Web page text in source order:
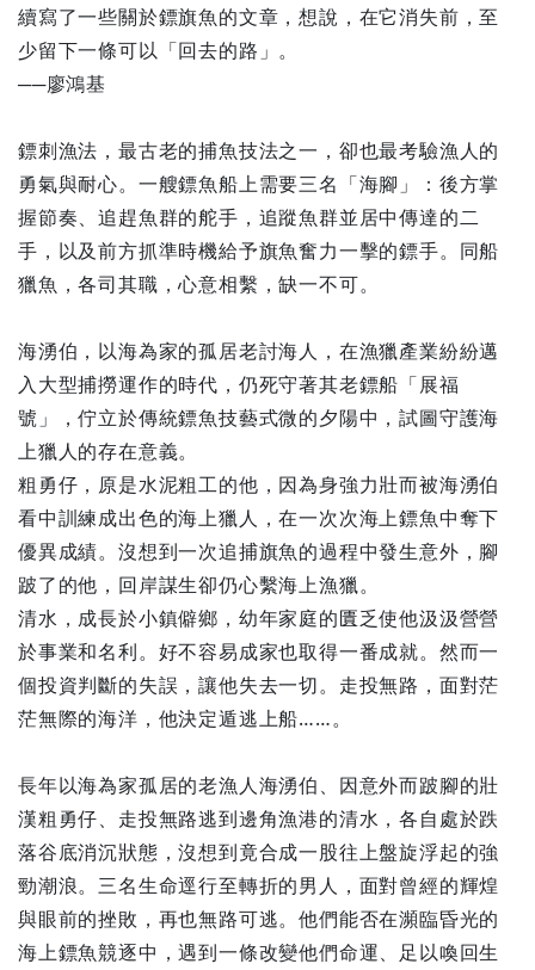
續寫了一些關於鏢旗魚的文章，想說，在它消失前，至
少留下一條可以「回去的路」。
──廖鴻基
鏢刺漁法，最古老的捕魚技法之一，卻也最考驗漁人的
勇氣與耐心。一艘鏢魚船上需要三名「海腳」：後方掌
握節奏、追趕魚群的舵手，追蹤魚群並居中傳達的二
手，以及前方抓準時機給予旗魚奮力一擊的鏢手。同船
獵魚，各司其職，心意相繫，缺一不可。
海湧伯，以海為家的孤居老討海人，在漁獵產業紛紛邁
入大型捕撈運作的時代，仍死守著其老鏢船「展福
號」，佇立於傳統鏢魚技藝式微的夕陽中，試圖守護海
上獵人的存在意義。
粗勇仔，原是水泥粗工的他，因為身強力壯而被海湧伯
看中訓練成出色的海上獵人，在一次次海上鏢魚中奪下
優異成績。沒想到一次追捕旗魚的過程中發生意外，腳
跛了的他，回岸謀生卻仍心繫海上漁獵。
清水，成長於小鎮僻鄉，幼年家庭的匱乏使他汲汲營營
於事業和名利。好不容易成家也取得一番成就。然而一
個投資判斷的失誤，讓他失去一切。走投無路，面對茫
茫無際的海洋，他決定遁逃上船……。
長年以海為家孤居的老漁人海湧伯、因意外而跛腳的壯
漢粗勇仔、走投無路逃到邊角漁港的清水，各自處於跌
落谷底消沉狀態，沒想到竟合成一股往上盤旋浮起的強
勁潮浪。三名生命逕行至轉折的男人，面對曾經的輝煌
與眼前的挫敗，再也無路可逃。他們能否在瀕臨昏光的
海上鏢魚競逐中，遇到一條改變他們命運、足以喚回生